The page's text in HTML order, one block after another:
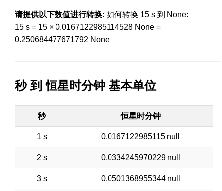
请提供以下数值进行转换: 如何转换 15 s 到 None:
15 s = 15 × 0.0167122985114528 None =
0.250684477671792 None
秒 到 恒星时分钟 基本单位
秒 恒星时分钟
1 s 0.0167122985115 null
2 s 0.0334245970229 null
3 s 0.0501368955344 null